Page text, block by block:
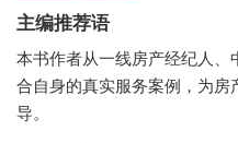
主编推荐语
本书作者从一线房产经纪人
合自身的真实服务案例，为房
导。